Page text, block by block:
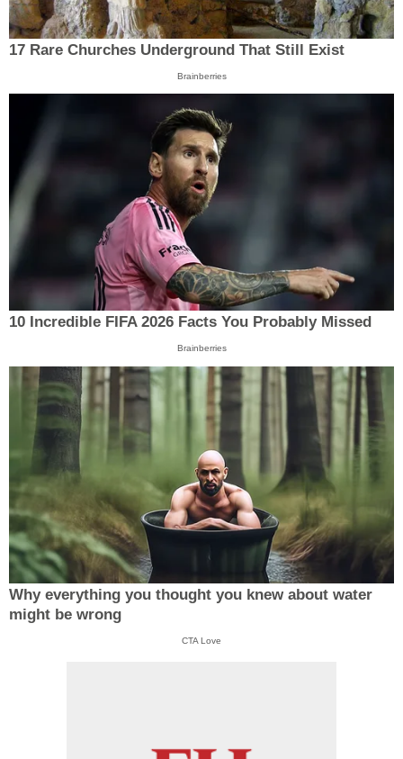
17 Rare Churches Underground That Still Exist
Brainberries
10 Incredible FIFA 2026 Facts You Probably Missed
Brainberries
Why everything you thought you knew about water
might be wrong
CTA Love